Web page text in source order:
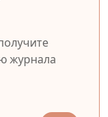
журнала